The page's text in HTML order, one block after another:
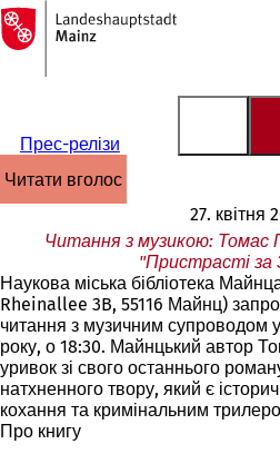
Перейти до змісту
На
головну
сторінку
Прес-релізи
читати вголос
27. квітня
Читання з музикою: Томас
"Пристрасті за
Наукова міська бібліотека
Rheinallee 3B, 55116 Майнц)
читання з музичним супроводом
року, о 18:30. Майнцький автор
уривок зі свого останнього
натхненного твору, який є
кохання та кримінальним
Про книгу